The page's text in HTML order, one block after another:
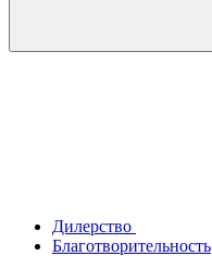
Дилерство
Благотворительность